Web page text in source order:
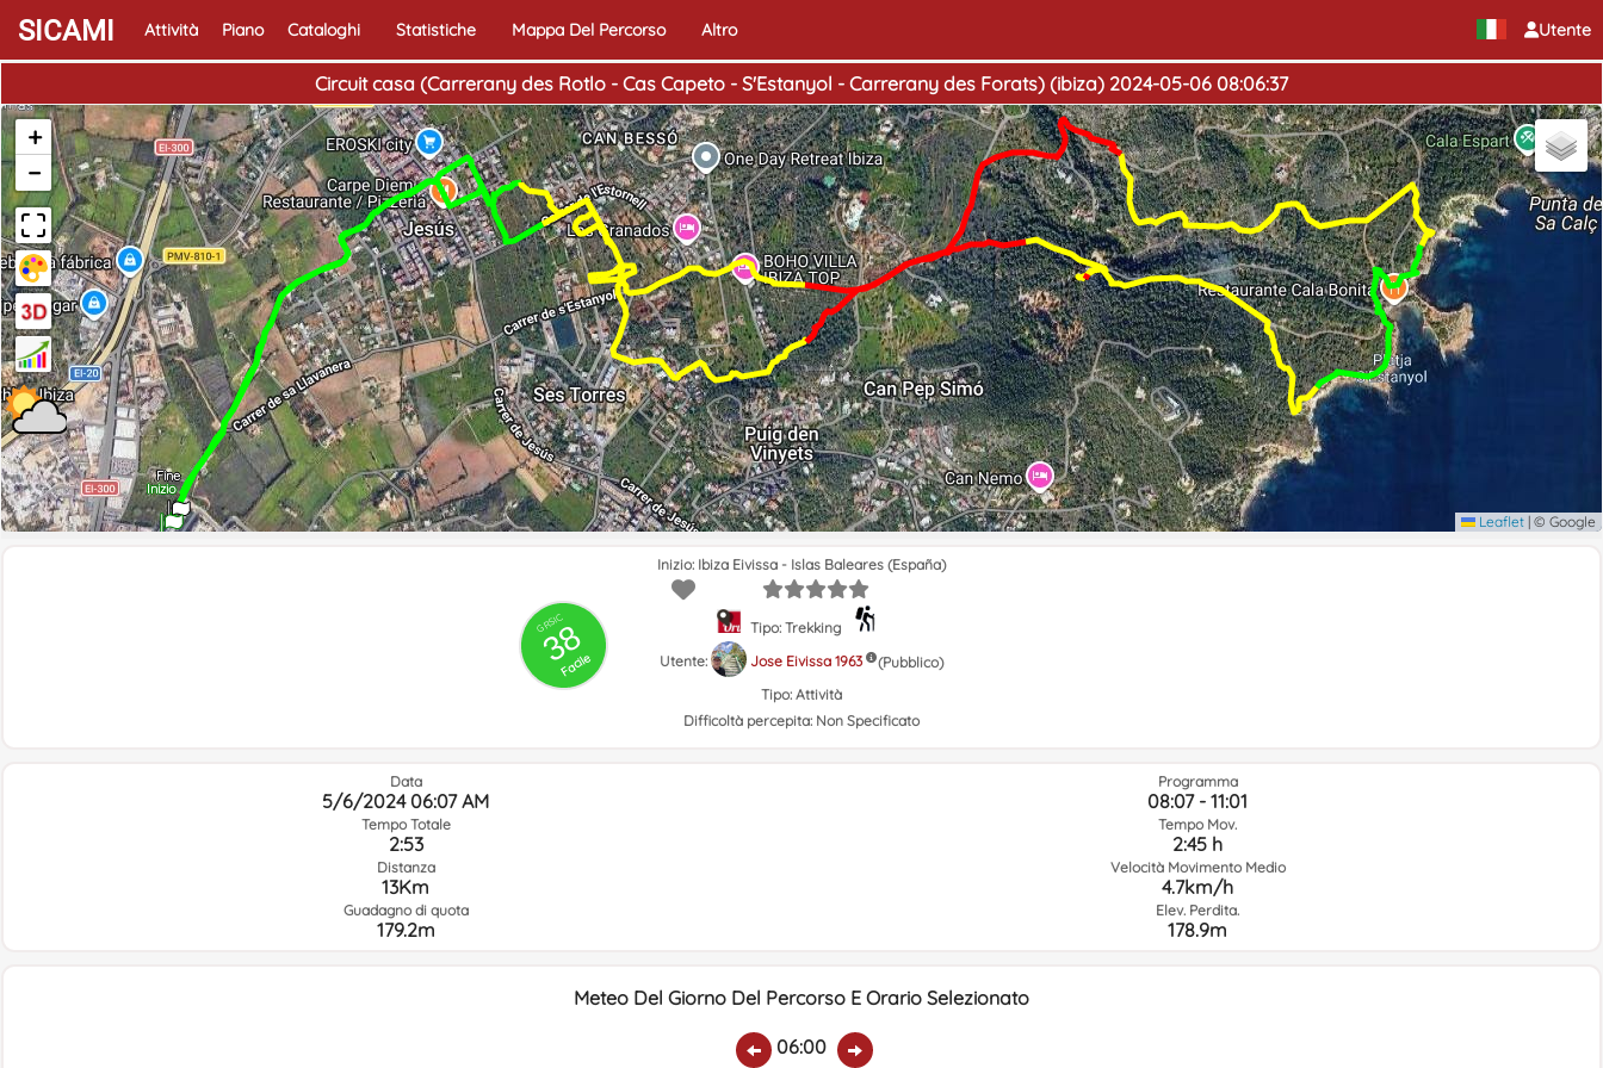
Utente
SICAMI Attività Piano Cataloghi Statistiche Mappa Del Percorso Altro
Circuit casa (Carrerany des Rotlo - Cas Capeto - S'Estanyol - Carrerany des Forats) (ibiza) 2024-05-06 08:06:37
Inizio
Fine
+
−
Leaflet | © Google
GRSIC
38
Facile
Inizio: Ibiza Eivissa - Islas Baleares (España)
Tipo: Trekking
Utente:
Jose Eivissa 1963
(Pubblico)
Tipo: Attività
Difficoltà percepita: Non Specificato
Data
5/6/2024 06:07 AM
Tempo Totale
2:53
Distanza
13Km
Guadagno di quota
179.2m
Programma
08:07 - 11:01
Tempo Mov.
2:45 h
Velocità Movimento Medio
4.7km/h
Elev. Perdita.
178.9m
Meteo Del Giorno Del Percorso E Orario Selezionato
06:00